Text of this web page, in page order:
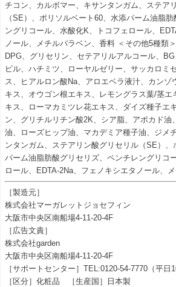
チコン、カルボマー、キサンタンガム、ステア
（SE）、ポリソルベート60、水添パーム油脂
ングリコール、水酸化K、トコフェロール、
ノール、メチルパラベン、香料 ＜その他5種類
DPG、グリセリン、セテアリルアルコール、
ピル、ハチミツ、ローヤルゼリー、サッカロミ
ス、ヒアルロン酸Na、アロエベラ液汁、カンゾ
キス、オウゴン根エキス、レモングラス葉/茎エ
キス、ローマカミツレ花エキス、ダイズ種子エ
ン、グリチルリチン酸2K、シア脂、アボカド油
油、ローズヒップ油、マカデミア種子油、ジメ
ンタンガム、ステアリン酸グリセリル（SE）
パーム油脂肪酸グリセリズ、ペンチレングリコ
ロール、EDTA-2Na、フェノキシエタノール、
［製造元］
株式会社マーガレットジョセフィン
大阪市中央区南船場4-11-20-4F
［広告文責］
株式会社garden
大阪市中央区南船場4-11-20-4F
［サポートセンター］TEL:0120-54-7770（平日
［区分］化粧品 ［生産国］日本製